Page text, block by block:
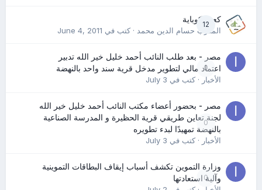
12
كعب كوباية
المدرب حسام الدين محمد· كتب في June 4, 2011
0
مصر - بعد طلب النائب أحمد خليل خير الله تدبير
اعتماد مالي لتطوير مدخل قرية سند واحد بالنهضة
الأخبار· كتب في July 3
0
مصر - بحضور أعضاء مكتب النائب أحمد خليل خير الله
لجنة تعاين طريقي قرية الحظيرة و المدرسة الصناعية
بالنهضة تمهيدًا لبدء تطويره
الأخبار· كتب في July 3
0
وزارة التموين تكشف أسباب إيقاف البطاقات التموينية
وآلية استعادتها